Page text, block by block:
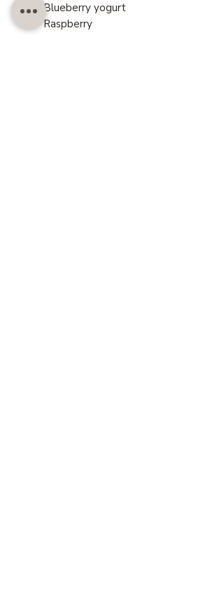
Blueberry yogurt
Raspberry